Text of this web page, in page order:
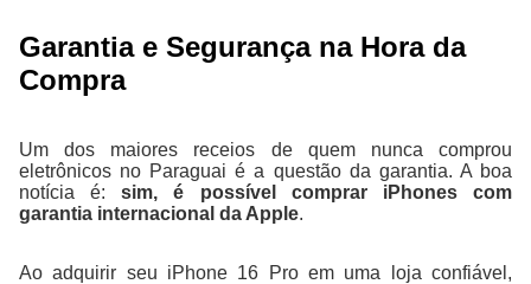
Garantia e Segurança na Hora da
Compra
Um dos maiores receios de quem nunca comprou
eletrônicos no Paraguai é a questão da garantia. A boa
notícia é:sim, é possível comprar iPhones com
garantia internacional da Apple.
Ao adquirir seu iPhone 16 Pro em uma loja confiável,